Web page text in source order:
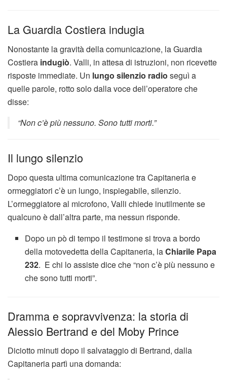
La Guardia Costiera indugia
Nonostante la gravità della comunicazione, la Guardia
Costiera indugiò. Valli, in attesa di istruzioni, non ricevette
risposte immediate. Un lungo silenzio radio seguì a
quelle parole, rotto solo dalla voce dell’operatore che
disse:
“Non c’è più nessuno. Sono tutti morti.”
Il lungo silenzio
Dopo questa ultima comunicazione tra Capitaneria e
ormeggiatori c’è un lungo, inspiegabile, silenzio.
L’ormeggiatore al microfono, Valli chiede inutilmente se
qualcuno è dall’altra parte, ma nessun risponde.
Dopo un pò di tempo il testimone si trova a bordo
della motovedetta della Capitaneria, laChiarile Papa
232. E chi lo assiste dice che “non c’è più nessuno e
che sono tutti morti”.
Dramma e sopravvivenza: la storia di
Alessio Bertrand e del Moby Prince
Diciotto minuti dopo il salvataggio di Bertrand, dalla
Capitaneria partì una domanda: